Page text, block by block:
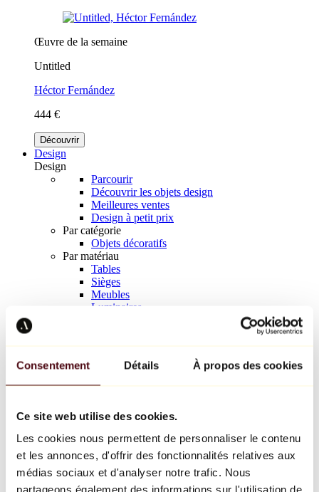
Consentement Détails À propos des cookies
Ce site web utilise des cookies.
Les cookies nous permettent de personnaliser le contenu
et les annonces, d'offrir des fonctionnalités relatives aux
médias sociaux et d'analyser notre trafic. Nous
partageons également des informations sur l'utilisation de
Œuvre de la semaine
Untitled
Héctor Fernández
444 €
Découvrir
Design
Design
Parcourir
Découvrir les objets design
Meilleures ventes
Design à petit prix
Par catégorie
Objets décoratifs
Par matériau
Tables
Sièges
Meubles
Luminaires
Richard Orlinski
Keith Haring
Jeff Koons
Jean-Michel Basquiat
Tous les designers
Œuvre de la semaine